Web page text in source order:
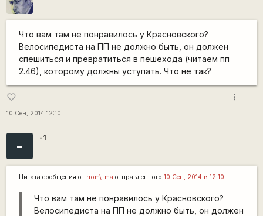
Что вам там не понравилось у Красновского?
Велосипедиста на ПП не должно быть, он должен
спешиться и превратиться в пешехода (читаем пп
2.46), которому должны уступать. Что не так?
favorite_border
10 Сен, 2014 12:10
more_vert
- -1
Цитата сообщения от rrom\-ma отправленного 10 Сен, 2014 в 12:10
Что вам там не понравилось у Красновского?
Велосипедиста на ПП не должно быть, он должен